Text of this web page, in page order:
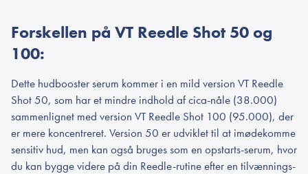
Forskellen på VT Reedle Shot 50 og
100:
Dette hudbooster serum kommer i en mild version VT Reedle
Shot 50, som har et mindre indhold af cica-nåle (38.000)
sammenlignet med version VT Reedle Shot 100 (95.000), der
er mere koncentreret. Version 50 er udviklet til at imødekomme
sensitiv hud, men kan også bruges som en opstarts-serum, hvor
du kan bygge videre på din Reedle-rutine efter en tilvænnings-